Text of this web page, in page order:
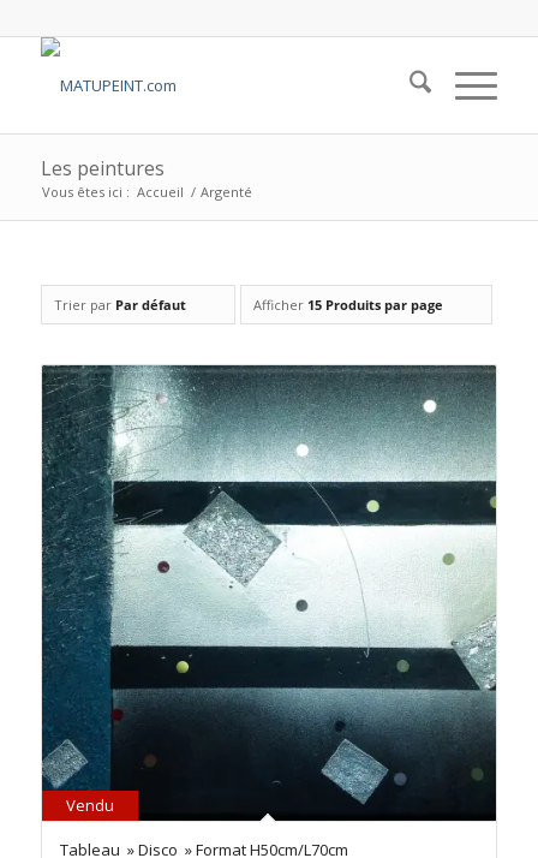
Les peintures
Vous êtes ici : Accueil / Argenté
Trier par Par défaut Afficher 15 Produits par page
Vendu
Tableau » Disco » Format H50cm/L70cm